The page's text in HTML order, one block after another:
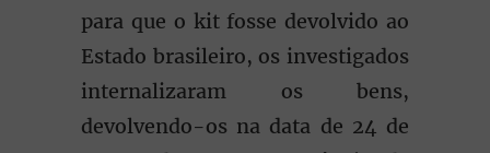
para que o kit fosse devolvido ao
Estado brasileiro, os investigados
internalizaram os bens,
devolvendo-os na data de 24 de